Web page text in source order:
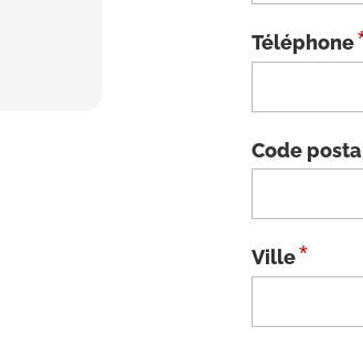
Téléphone
Code
Ville*